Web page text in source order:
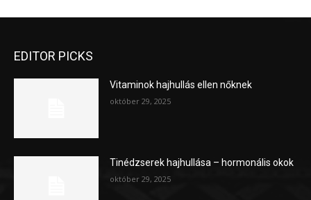
EDITOR PICKS
Vitaminok hajhullás ellen nőknek
október 29, 2025
Tinédzserek hajhullása – hormonális okok
október 29, 2025